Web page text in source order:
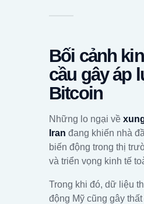
Bối cảnh
cầu gây áp
Bitcoin
Những lo ngại về
Iran đang khiến nhà
biến động trong thị
và triển vọng kinh tế
Trong khi đó, dữ liệu
động Mỹ cũng gây